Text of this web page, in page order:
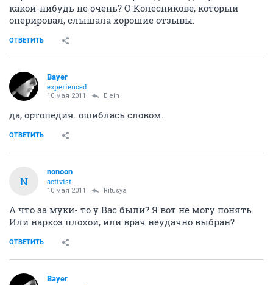
какой-нибудь не очень? О Колесникове, который
оперировал, слышала хорошие отзывы.
ОТВЕТИТЬ
Bayer
experienced
10 мая 2011 Elein
да, ортопедия. ошиблась словом.
ОТВЕТИТЬ
N
nonoon
activist
10 мая 2011 Ritusya
А что за муки- то у Вас были? Я вот не могу понять.
Или наркоз плохой, или врач неудачно выбран?
ОТВЕТИТЬ
Bayer